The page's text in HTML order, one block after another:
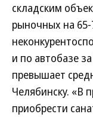
складским
рыночных на
и по автобазе
превышает
Челябинску. «В
приобрести